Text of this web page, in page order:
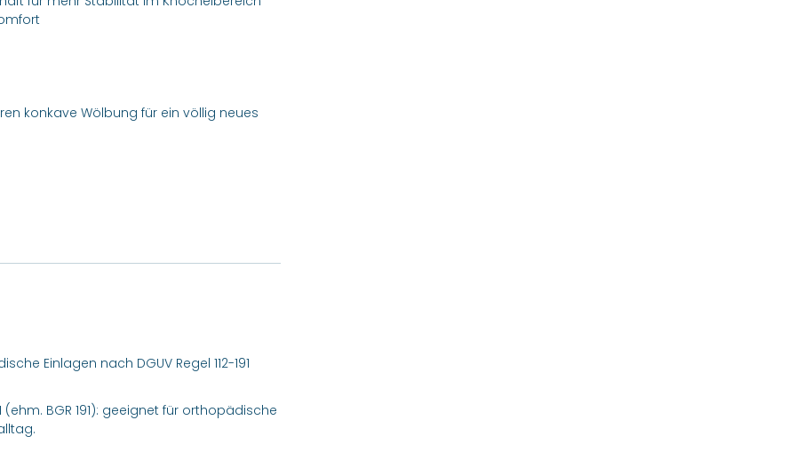
konkave Wölbung für ein völlig neues
Einlagen nach DGUV Regel 112-191
(ehm. BGR 191): geeignet für orthopädische